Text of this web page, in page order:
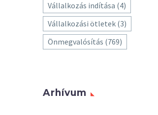
Vállalkozás indítása (4)
Vállalkozási ötletek (3)
Önmegvalósítás (769)
Arhívum